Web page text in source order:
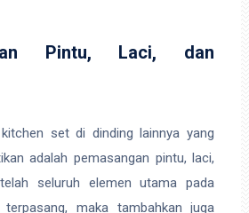
Pintu, Laci, dan
set di dinding lainnya yang
adalah pemasangan pintu, laci,
seluruh elemen utama pada
maka tambahkan juga